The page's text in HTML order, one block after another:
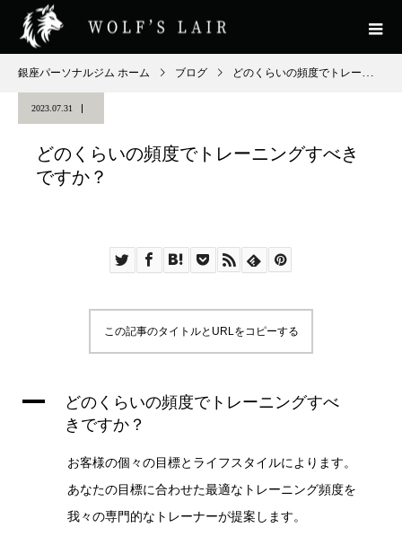
銀座パーソナルジム ホーム ブログ どのくらいの頻度でトレーニングすべきですか？
2023.07.31
どのくらいの頻度でトレーニングすべき
ですか？
この記事のタイトルとURLをコピーする
A
どのくらいの頻度でトレーニングすべ
きですか？
お客様の個々の目標とライフスタイルによります。
あなたの目標に合わせた最適なトレーニング頻度を
我々の専門的なトレーナーが提案します。